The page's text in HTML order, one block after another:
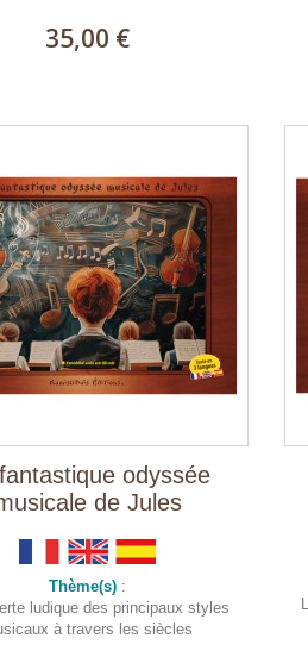
35,00 €
odyssée
de Jules
Thème(s) :
ludique des principaux styles
à travers les siècles